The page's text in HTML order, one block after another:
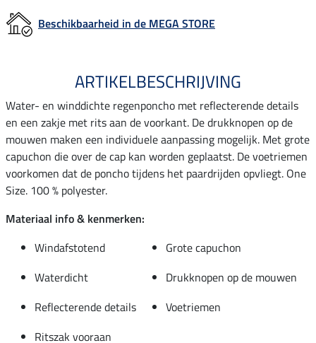
Beschikbaarheid in de MEGA STORE
ARTIKELBESCHRIJVING
Water- en winddichte regenponcho met reflecterende details
en een zakje met rits aan de voorkant. De drukknopen op de
mouwen maken een individuele aanpassing mogelijk. Met grote
capuchon die over de cap kan worden geplaatst. De voetriemen
voorkomen dat de poncho tijdens het paardrijden opvliegt. One
Size. 100 % polyester.
Materiaal info & kenmerken:
Windafstotend
Grote capuchon
Waterdicht
Drukknopen op de mouwen
Reflecterende details
Voetriemen
Ritszak vooraan